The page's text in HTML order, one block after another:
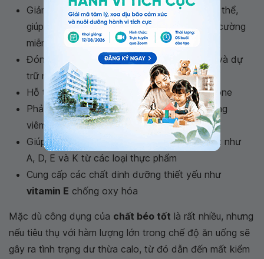
Giảm độc tố từ các axit béo tự do trong cơ thể,
giúp tế bào hoạt động bình thường và tăng cường
miễn dịch
Đóng vai trò quan trọng trong việc biến đổi và dự
trữ năng lượng
Hỗ trợ xây dựng mô thần kinh và các hormone
Phản ứng với viêm nhiễm, kiểm soát tình trạng
viêm khớp
Giúp cơ thể hấp thụ một số vitamin cần thiết như
A, D, E và K từ các loại thực phẩm
Cung cấp các chất dinh dưỡng thiết yếu như
vitamin E chống oxy hóa
Mặc dù công dụng của chất béo tốt là rất nhiều, nhưng
nếu tiêu thụ với hàm lượng lớn trong chế độ ăn uống sẽ
gây ra tình trạng dư thừa calo, từ đó dẫn đến mất kiểm